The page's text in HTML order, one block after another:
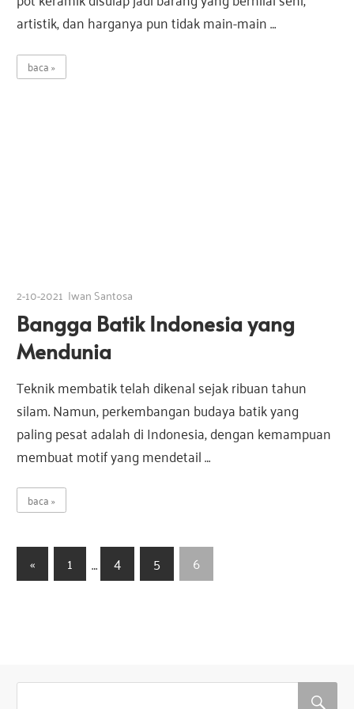
artistik, dan harganya pun tidak main-main …
baca
2-10-2021 Iwan Santosa
Bangga Batik Indonesia yang
Mendunia
Teknik membatik telah dikenal sejak ribuan tahun
silam. Namun, perkembangan budaya batik yang
paling pesat adalah di Indonesia, dengan kemampuan
membuat motif yang mendetail …
baca
N
g
«P
r
o
1 … 4 5 6